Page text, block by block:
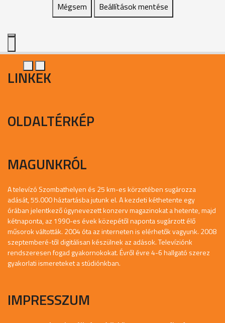
Mégsem Beállítások mentése
LINKEK
OLDALTÉRKÉP
MAGUNKRÓL
A televízó Szombathelyen és 25 km-es körzetében sugározza
adását, 55.000 háztartásba jutunk el. A kezdeti kéthetente egy
órában jelentkező úgynevezett konzerv magazinokat a hetente, majd
kétnaponta, az 1990-es évek közepétől naponta sugárzott élő
műsorok váltották. 2004 óta az interneten is elérhetők vagyunk. 2008
szeptemberé-től digitálisan készülnek az adások. Televíziónk
rendszeresen fogad gyakornokokat. Évről évre 4-6 hallgató szerez
gyakorlati ismereteket a stúdiónkban.
IMPRESSZUM